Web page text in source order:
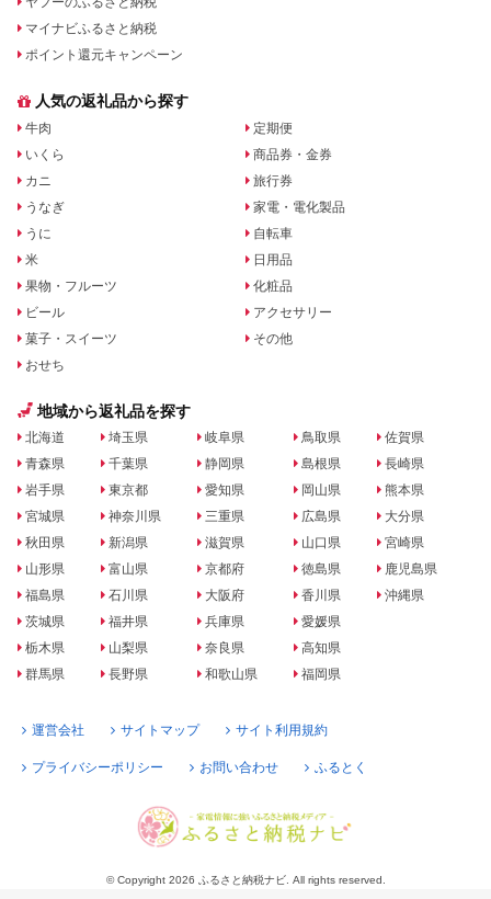
マイナビふるさと納税
ポイント還元キャンペーン
人気の返礼品から探す
牛肉
いくら
カニ
うなぎ
うに
米
果物・フルーツ
ビール
菓子・スイーツ
おせち
定期便
商品券・金券
旅行券
家電・電化製品
自転車
日用品
化粧品
アクセサリー
その他
地域から返礼品を探す
北海道
青森県
岩手県
宮城県
秋田県
山形県
福島県
茨城県
栃木県
群馬県
埼玉県
千葉県
東京都
神奈川県
新潟県
富山県
石川県
福井県
山梨県
長野県
岐阜県
静岡県
愛知県
三重県
滋賀県
京都府
大阪府
兵庫県
奈良県
和歌山県
鳥取県
島根県
岡山県
広島県
山口県
徳島県
香川県
愛媛県
高知県
福岡県
佐賀県
長崎県
熊本県
大分県
宮崎県
鹿児島県
沖縄県
運営会社 サイトマップ サイト利用規約
プライバシーポリシー お問い合わせ ふるとく
© Copyright 2026 ふるさと納税ナビ. All rights reserved.